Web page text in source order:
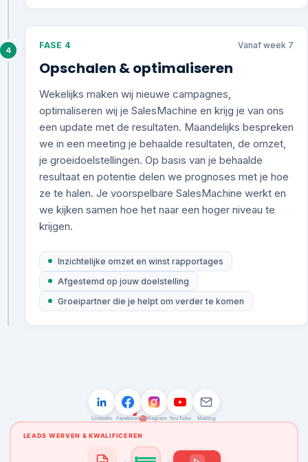
4 FASE 4 Vanaf week 7
Opschalen & optimaliseren
Wekelijks maken wij nieuwe campagnes,
optimaliseren wij je SalesMachine en krijg je van ons
een update met de resultaten. Maandelijks bespreken
we in een meeting je behaalde resultaten, de omzet,
je groeidoelstellingen. Op basis van je behaalde
resultaat en potentie delen we prognoses met je hoe
ze te halen. Je voorspelbare SalesMachine werkt en
we kijken samen hoe het naar een hoger niveau te
krijgen.
Inzichtelijke omzet en winst rapportages
Afgestemd op jouw doelstelling
Groeipartner die je helpt om verder te komen
LinkedIn Facebook Instagram YouTube Mailing
LEADS WERVEN & KWALIFICEREN